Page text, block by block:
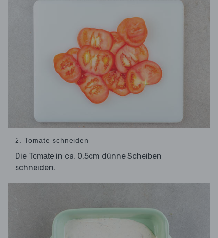
2. Tomate schneiden
Die Tomate in ca. 0,5cm dünne Scheiben
schneiden.